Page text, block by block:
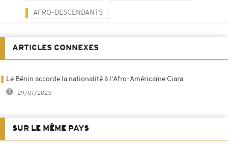
AFRO-DESCENDANTS
ARTICLES CONNEXES
Le Bénin accorde la nationalité à l'Afro-Américaine Ciara
29/07/2025
SUR LE MÊME PAYS